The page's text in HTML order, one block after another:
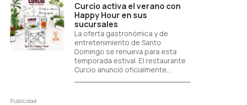
Curcio activa el verano con
Happy Hour en sus
sucursales
La oferta gastronómica y de
entretenimiento de Santo
Domingo se renueva para esta
temporada estival. El restaurante
Curcio anunció oficialmente...
Publicidad